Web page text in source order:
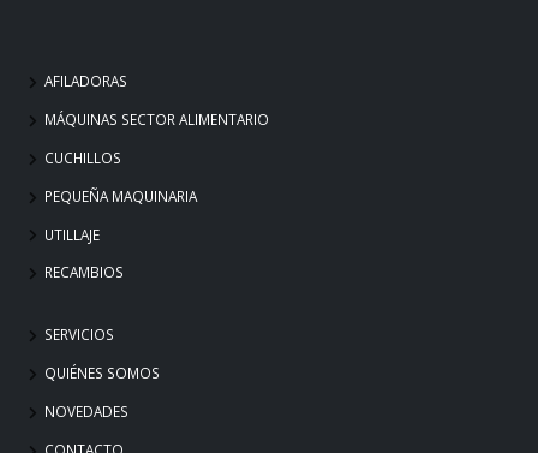
AFILADORAS
MÁQUINAS SECTOR ALIMENTARIO
CUCHILLOS
PEQUEÑA MAQUINARIA
UTILLAJE
RECAMBIOS
SERVICIOS
QUIÉNES SOMOS
NOVEDADES
CONTACTO